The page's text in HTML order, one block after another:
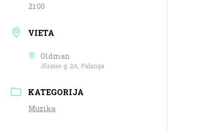
21:00
VIETA
Oldman
Jūratės g. 2A, Palanga
KATEGORIJA
Muzika